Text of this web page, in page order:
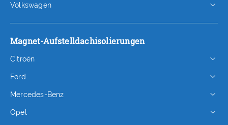
Volkswagen
Magnet-Aufstelldachisolierungen
Citroën
Ford
Mercedes-Benz
Opel